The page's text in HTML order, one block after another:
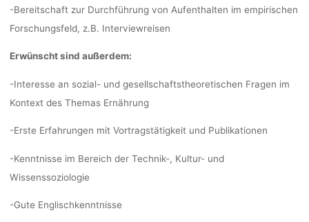
-Bereitschaft zur Durchführung von Aufenthalten im empirischen
Forschungsfeld, z.B. Interviewreisen
Erwünscht sind außerdem:
-Interesse an sozial- und gesellschaftstheoretischen Fragen im
Kontext des Themas Ernährung
-Erste Erfahrungen mit Vortragstätigkeit und Publikationen
-Kenntnisse im Bereich der Technik-, Kultur- und
Wissenssoziologie
-Gute Englischkenntnisse